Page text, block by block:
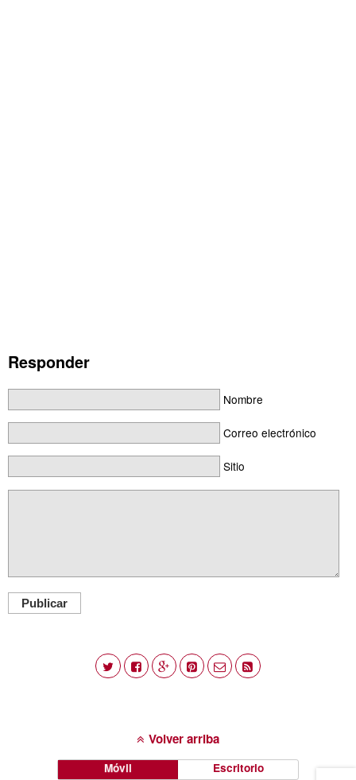
Responder
Nombre
Correo electrónico
Sitio
Publicar
Volver arriba
Móvil Escritorio